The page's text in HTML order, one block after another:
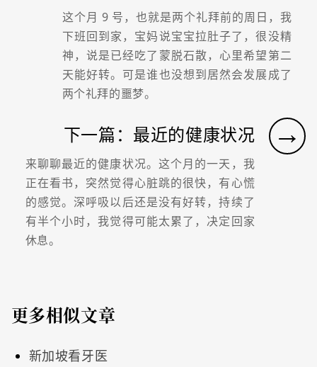
这个月 9 号，也就是两个礼拜前的周日，我
下班回到家，宝妈说宝宝拉肚子了，很没精
神，说是已经吃了蒙脱石散，心里希望第二
天能好转。可是谁也没想到居然会发展成了
两个礼拜的噩梦。
→
下一篇：最近的健康状况
来聊聊最近的健康状况。这个月的一天，我
正在看书，突然觉得心脏跳的很快，有心慌
的感觉。深呼吸以后还是没有好转，持续了
有半个小时，我觉得可能太累了，决定回家
休息。
更多相似文章
新加坡看牙医